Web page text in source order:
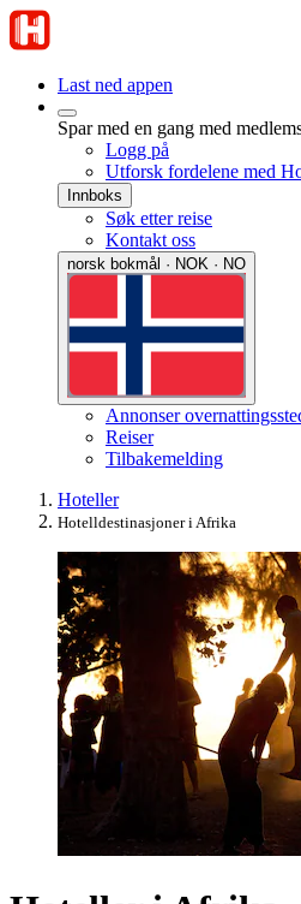
Last ned appen
Spar med en gang med
Logg på
Utforsk fordelene med
Innboks
Søk etter reise
Kontakt oss
norsk bokmål · NOK · NO
Annonser
Reiser
Tilbakemelding
Hoteller
Hotelldestinasjoner i Afrika